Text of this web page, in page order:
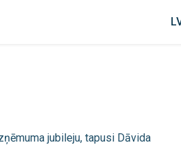
jubileju, tapusi Dāvida